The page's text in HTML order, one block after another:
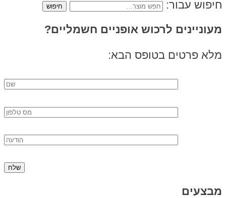
חיפוש עבור:
מעוניינים לרכוש אופניים חשמליים?
מלא פרטים בטופס הבא:
מבצעים